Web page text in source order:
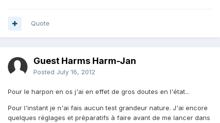
Quote
Guest Harms Harm-Jan
Posted July 16, 2012
Pour le harpon en os j'ai en effet de gros doutes en l'état...
Pour l'instant je n'ai fais aucun test grandeur nature. J'ai encore
quelques réglages et préparatifs à faire avant de me lancer dans